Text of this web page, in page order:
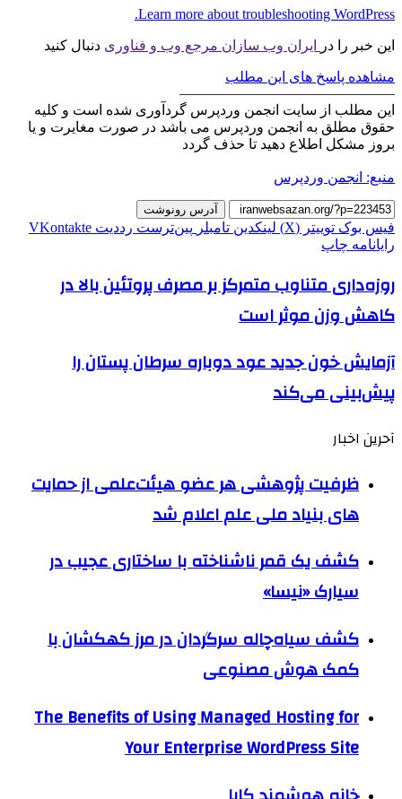
Learn more about troubleshooting WordPress.
این خبر را در ایران وب سازان مرجع وب و فناوری دنبال کنید
مشاهده پاسخ های این مطلب
———————————————
این مطلب از سایت انجمن وردپرس گردآوری شده است و کلیه
حقوق مطلق به انجمن وردپرس می باشد در صورت مغایرت و یا
بروز مشکل اطلاع دهید تا حذف گردد
منبع: انجمن وردپرس
آدرس رونوشت
فیس بوک توییتر (X) لینکدین ‫تامبلر ‫پین‌ترست ‫رددیت ‫VKontakte
رایانامه چاپ
روزه‌داری متناوب متمرکز بر مصرف پروتئین بالا در
کاهش وزن موثر است
آزمایش خون جدید عود دوباره سرطان پستان را
پیش‌بینی می‌کند
آحرین اخبار
ظرفیت پژوهشی هر عضو هیئت‌علمی از حمایت
های بنیاد ملی علم اعلام شد
کشف یک قمر ناشناخته با ساختاری عجیب در
سیارک «نیسا»
کشف سیاه‌چاله سرگردان در مرز کهکشان با
کمک هوش مصنوعی
The Benefits of Using Managed Hosting for
Your Enterprise WordPress Site